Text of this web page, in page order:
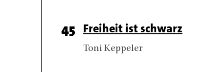
Page
number
45 Titel
Freiheit ist schwarz
Authors
Toni Keppeler